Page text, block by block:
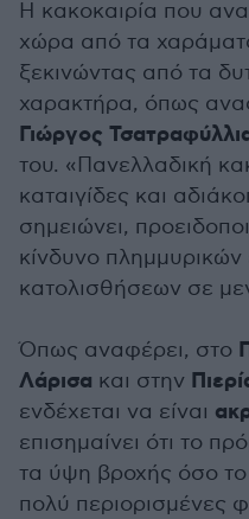
Η κακοκαιρία που
χώρα από τα
ξεκινώντας από τα
χαρακτήρα, όπως
Γιώργος
του. «Πανελλαδική
καταιγίδες και
σημειώνει,
κίνδυνο πλημμυρικών
κατολισθήσεων σε
Όπως αναφέρει, στο
Λάρισα και στην
ενδέχεται να είναι
επισημαίνει ότι το
τα ύψη βροχής όσο το
πολύ περιορισμένες